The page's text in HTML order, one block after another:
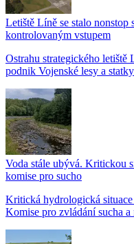
Letiště Líně se stalo nonstop
kontrolovaným vstupem
Ostrahu strategického letiště
podnik Vojenské lesy a
Voda stále ubývá. Kritickou
komise pro sucho
Kritická hydrologická situace
Komise pro zvládání sucha a